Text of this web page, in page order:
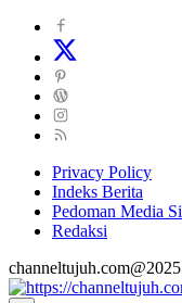
Privacy Policy
Indeks Berita
Pedoman Media
Redaksi
channeltujuh.com@2025